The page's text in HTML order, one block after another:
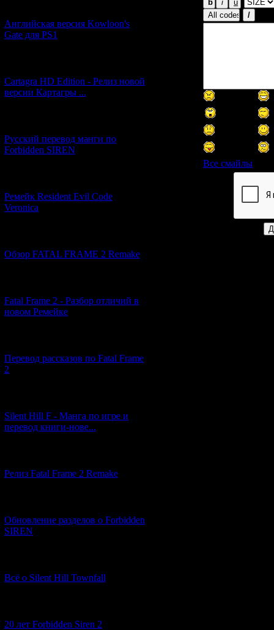
Английская версия Kowloon's
Gate для PS1
Cartagra HD Edition - Релиз новой
версии Картагры ...
Русский перевод манги по
Forbidden SIREN
Ремейк Resident Evil Code
Veronica
Обзор FATAL FRAME 2 Remake
Fatal Frame 2 - Разбор отличий в
новом Ремейке
Перевод рассказов по Fatal Frame
2
Silent Hill F - Манга по игре и
перевод книги-нове...
Релиз Fatal Frame 2 Remake
Обновление разделов о Forbidden
SIREN
Всё о Silent Hill Townfall
20 лет Forbidden Siren 2
Все смайлы